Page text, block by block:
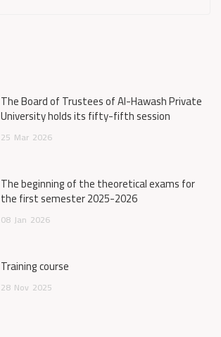
The Board of Trustees of Al-Hawash Private
University holds its fifty-fifth session
25 Mar 2026
The beginning of the theoretical exams for
the first semester 2025-2026
08 Jan 2026
Training course
28 Nov 2025